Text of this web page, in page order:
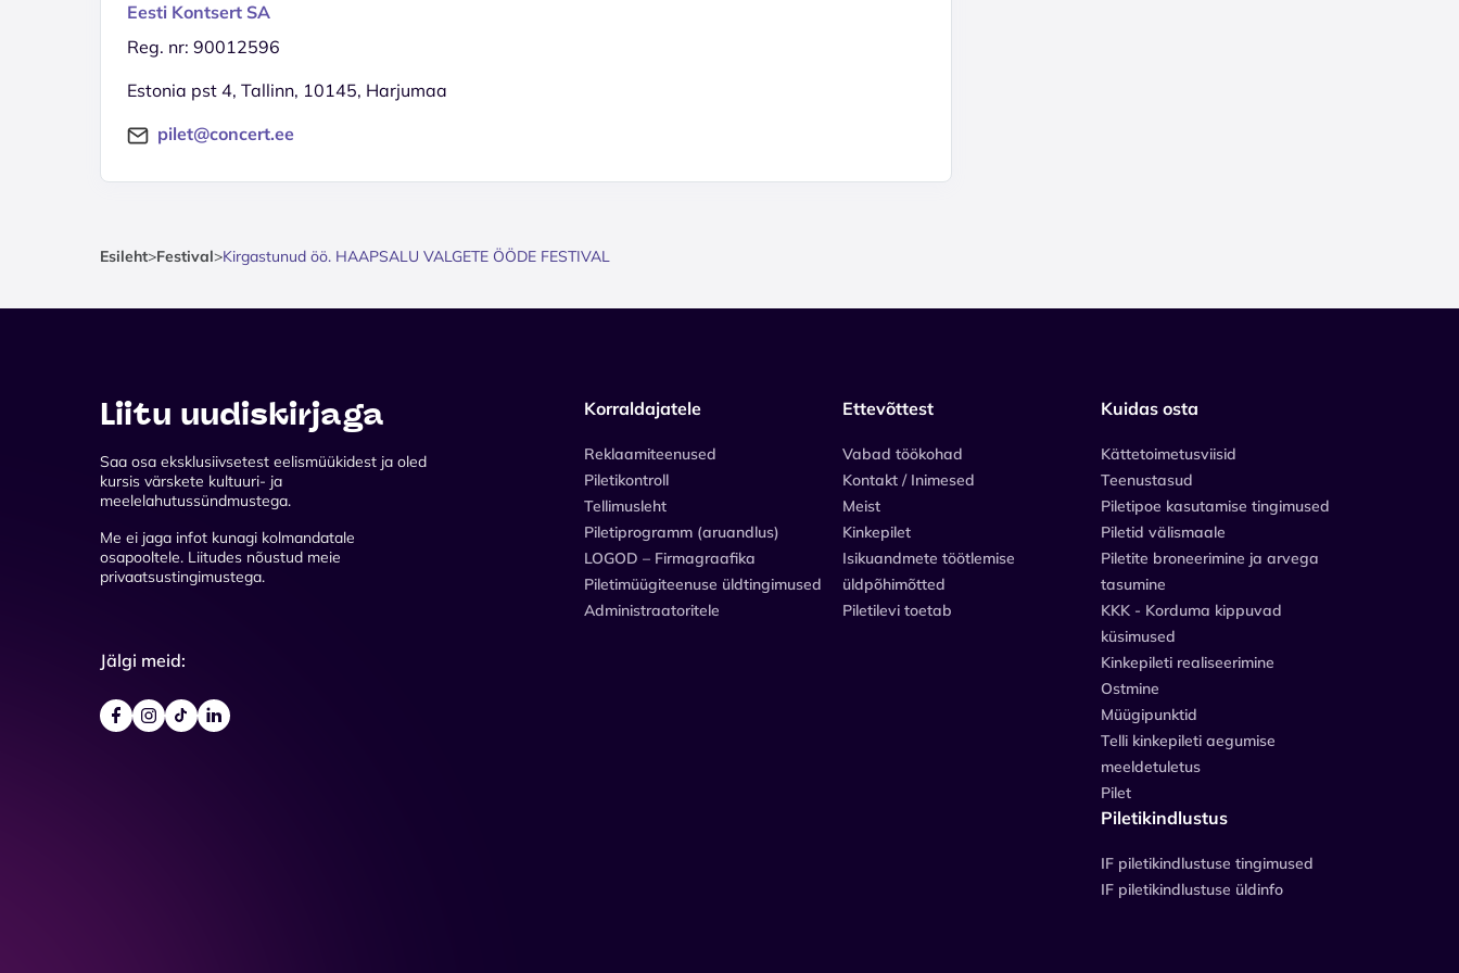
Eesti Kontsert SA
Reg. nr: 90012596
Estonia pst 4, Tallinn, 10145, Harjumaa
pilet@concert.ee
Esileht>Festival>Kirgastunud öö. HAAPSALU VALGETE ÖÖDE FESTIVAL
Liitu uudiskirjaga
Saa osa eksklusiivsetest eelismüükidest ja oled
kursis värskete kultuuri- ja
meelelahutussündmustega.
Me ei jaga infot kunagi kolmandatale
osapooltele. Liitudes nõustud meie
privaatsustingimustega.
Jälgi meid:
Korraldajatele
Reklaamiteenused
Piletikontroll
Tellimusleht
Piletiprogramm (aruandlus)
LOGOD – Firmagraafika
Piletimüügiteenuse üldtingimused
Administraatoritele
Ettevõttest
Vabad töökohad
Kontakt / Inimesed
Meist
Kinkepilet
Isikuandmete töötlemise
üldpõhimõtted
Piletilevi toetab
Kuidas osta
Kättetoimetusviisid
Teenustasud
Piletipoe kasutamise tingimused
Piletid välismaale
Piletite broneerimine ja arvega
tasumine
KKK - Korduma kippuvad
küsimused
Kinkepileti realiseerimine
Ostmine
Müügipunktid
Telli kinkepileti aegumise
meeldetuletus
Pilet
Piletikindlustus
IF piletikindlustuse tingimused
IF piletikindlustuse üldinfo